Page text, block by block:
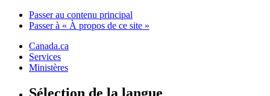
Passer au contenu principal
Passer à « À propos de ce site »
Canada.ca
Services
Ministères